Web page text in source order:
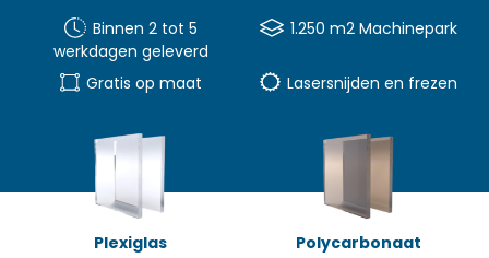
Accessoires
Binnen 2 tot 5
werkdagen geleverd
1.250 m2 Machinepark
Gratis op maat Lasersnijden en frezen
Plexiglas Polycarbonaat